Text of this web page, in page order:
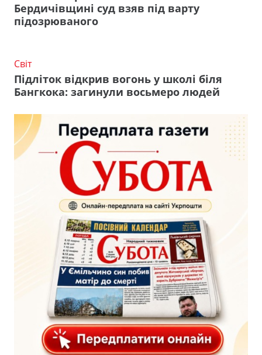
Бердичівщині суд взяв під варту
підозрюваного
Світ
Підліток відкрив вогонь у школі біля
Бангкока: загинули восьмеро людей